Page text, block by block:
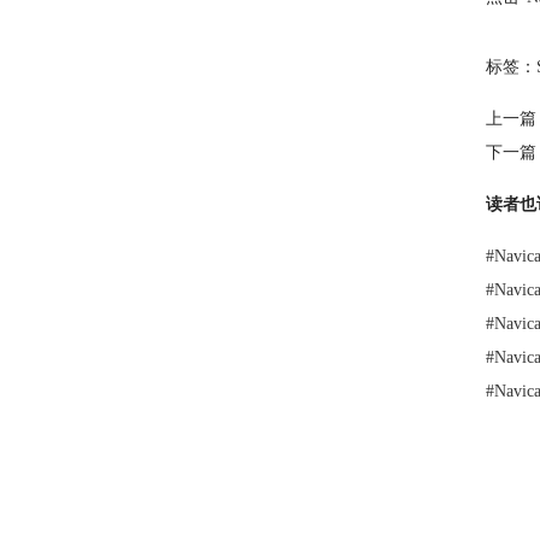
标签：
上一篇
下一篇
读者
#
#
#
#
#